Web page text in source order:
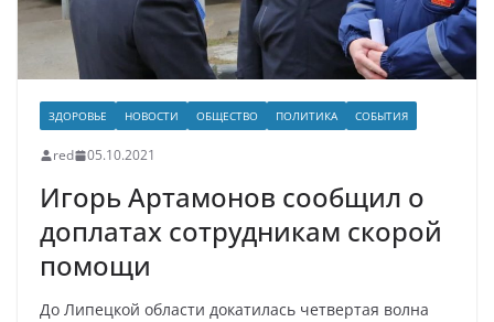
ЗДОРОВЬЕ НОВОСТИ ОБЩЕСТВО ПОЛИТИКА СОБЫТИЯ
red 05.10.2021
Игорь Артамонов сообщил о
доплатах сотрудникам скорой
помощи
До Липецкой области докатилась четвертая волна